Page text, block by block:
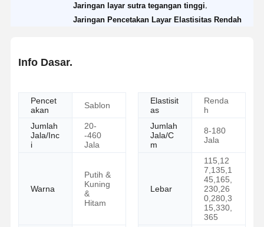
Jaringan layar sutra tegangan tinggi
Jaringan Pencetakan Layar Elastisitas Rendah
Info Dasar.
Pencet
akan
Sablon
Elastisit
as
Renda
h
Jumlah
Jala/Inc
i
20-
-460
Jala
Jumlah
Jala/C
m
8-180
Jala
Warna
Putih &
Kuning
&
Hitam
Lebar
115,12
7,135,1
45,165,
230,26
0,280,3
15,330,
365